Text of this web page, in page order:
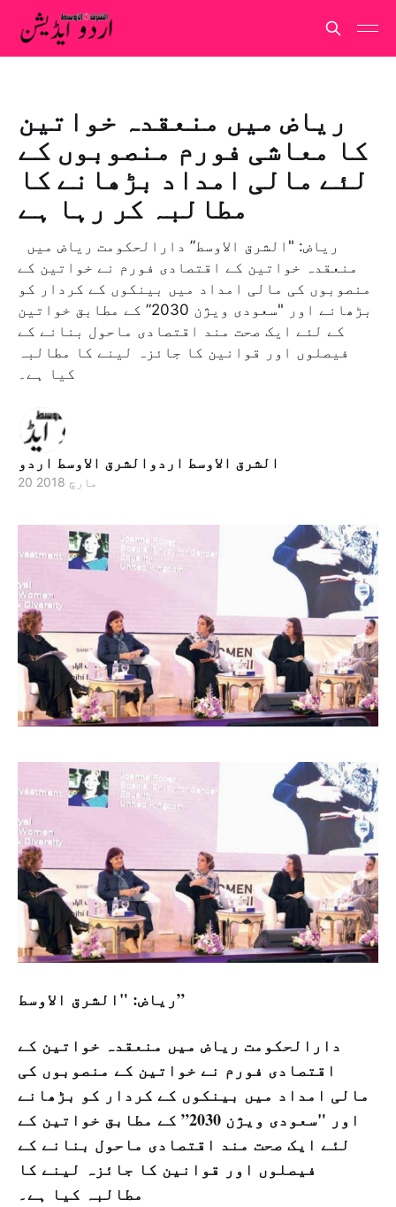
ریاض میں منعقدہ خواتین
کا معاشی فورم منصوبوں کے
لئے مالی امداد بڑھانے کا
مطالبہ کر رہا ہے
منعقدہ خواتین کے اقتصادی فورم نے خواتین کے
منصوبوں کی مالی امداد میں بینکوں کے کردار کو
بڑھانے اور "سعودی ویژن 2030” کے مطابق خواتین
کے لئے ایک صحت مند اقتصادی ماحول بنانے کے
فیصلوں اور قوانین کا جائزہ لینے کا مطالبہ
کیا ہے۔
الشرق الاوسط اردوالشرق الاوسط اردو
20 مارچ 2018
ریاض: "الشرق الاوسط”
دارالحکومت ریاض میں منعقدہ خواتین کے
اقتصادی فورم نے خواتین کے منصوبوں کی
مالی امداد میں بینکوں کے کردار کو بڑھانے
اور "سعودی ویژن 2030” کے مطابق خواتین کے
لئے ایک صحت مند اقتصادی ماحول بنانے کے
فیصلوں اور قوانین کا جائزہ لینے کا
مطالبہ کیا ہے۔